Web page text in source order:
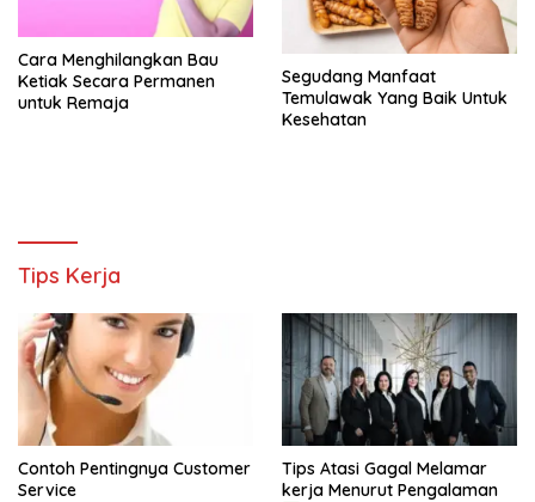
Cara Menghilangkan Bau
Ketiak Secara Permanen
untuk Remaja
Segudang Manfaat
Temulawak Yang Baik Untuk
Kesehatan
Tips Kerja
Contoh Pentingnya Customer
Service
Tips Atasi Gagal Melamar
kerja Menurut Pengalaman